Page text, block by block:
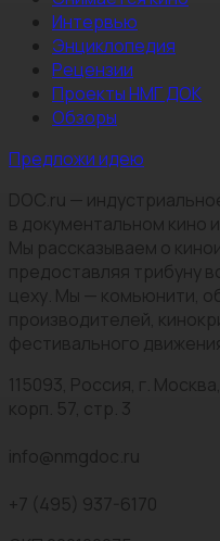
Интервью
Энциклопедия
Рецензии
Проекты НМГ ДОК
Обзоры
Предложи идею
DOC.ru —
в документальном кино
Мы рассказываем о
предоставляя трибуну
цеху. Мы — комьюнити,
производителей,
фестивального
115093, Россия, г.
корп. 57, стр. 3
info@nmgdoc.ru
+7 (495) 937-6170